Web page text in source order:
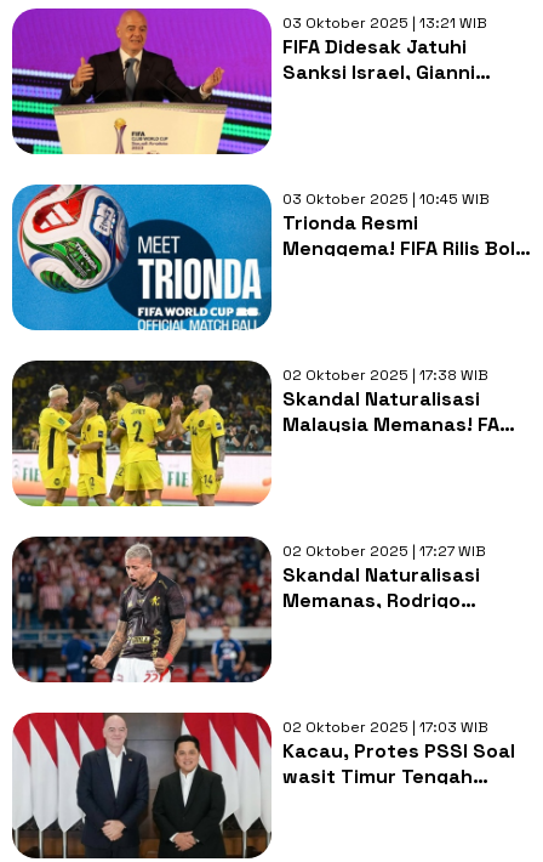
03 Oktober 2025 | 13:21 WIB
FIFA Didesak Jatuhi
Sanksi Israel, Gianni
03 Oktober 2025 | 10:45 WIB
Trionda Resmi
Menggema! FIFA Rilis Bola
02 Oktober 2025 | 17:38 WIB
Skandal Naturalisasi
Malaysia Memanas! FAM
02 Oktober 2025 | 17:27 WIB
Skandal Naturalisasi
Memanas, Rodrigo
02 Oktober 2025 | 17:03 WIB
Kacau, Protes PSSI Soal
wasit Timur Tengah